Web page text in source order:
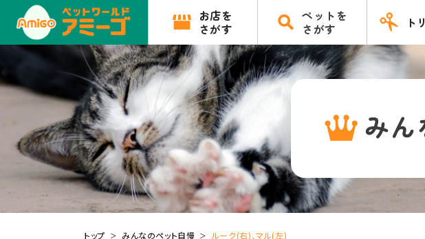
お店を
さがす
ペットを
さがす
ト
み
トップ みんなのペット自慢 ルーク(右)、マル(左)